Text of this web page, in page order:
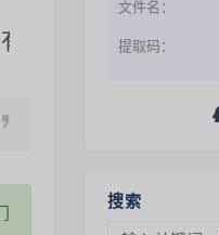
关下载优惠，请
文件名：
提取码：
搜索